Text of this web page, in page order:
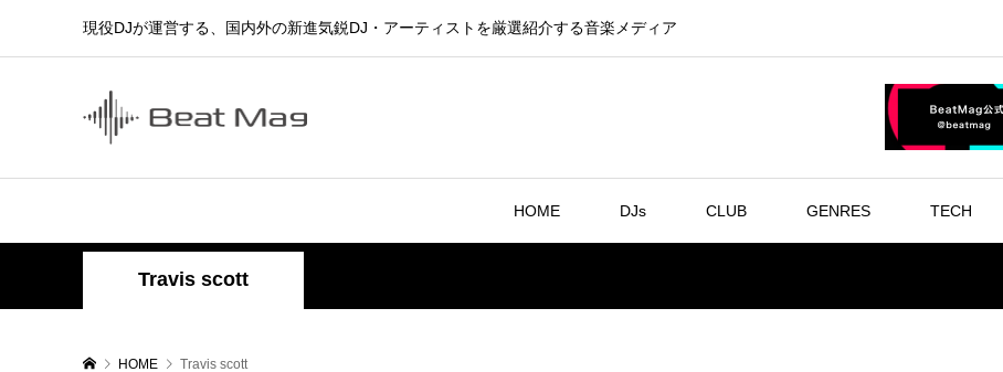
現役DJが運営する、国内外の新進気鋭DJ・アーティストを厳選紹介する音楽メディア
HOME DJs CLUB GENRES TECH
Travis scott
HOME Travis scott